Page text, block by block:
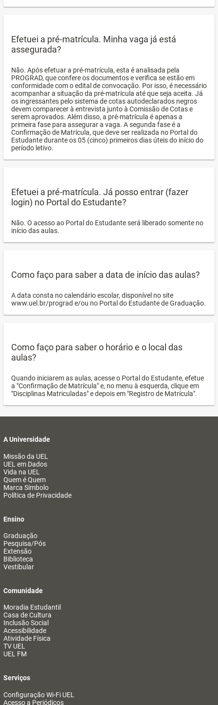
Efetuei a pré-matrícula. Minha vaga já está
assegurada?
Não. Após efetuar a pré-matrícula, esta é analisada pela
PROGRAD, que confere os documentos e verifica se estão em
conformidade com o edital de convocação. Por isso, é necessário
acompanhar a situação da pré-matrícula até que seja aceita. Já
os ingressantes pelo sistema de cotas autodeclarados negros
devem comparecer à entrevista junto à Comissão de Cotas e
serem aprovados. Além disso, a pré-matrícula é apenas a
primeira fase para assegurar a vaga. A segunda fase é a
Confirmação de Matrícula, que deve ser realizada no Portal do
Estudante durante os 05 (cinco) primeiros dias úteis do início do
período letivo.
Efetuei a pré-matrícula. Já posso entrar (fazer
login) no Portal do Estudante?
Não. O acesso ao Portal do Estudante será liberado somente no
início das aulas.
Como faço para saber a data de início das aulas?
A data consta no calendário escolar, disponível no site
www.uel.br/prograd e/ou no Portal do Estudante de Graduação.
Como faço para saber o horário e o local das
aulas?
Quando iniciarem as aulas, acesse o Portal do Estudante, efetue
a "Confirmação de Matrícula" e, no menu à esquerda, clique em
"Disciplinas Matriculadas" e depois em "Registro de Matrícula".
A Universidade
Missão da UEL
UEL em Dados
Vida na UEL
Quem é Quem
Marca Símbolo
Política de Privacidade
Ensino
Graduação
Pesquisa/Pós
Extensão
Biblioteca
Vestibular
Comunidade
Moradia Estudantil
Casa de Cultura
Inclusão Social
Acessibilidade
Atividade Física
TV UEL
UEL FM
Serviços
Configuração Wi-Fi UEL
Acesso a Periódicos